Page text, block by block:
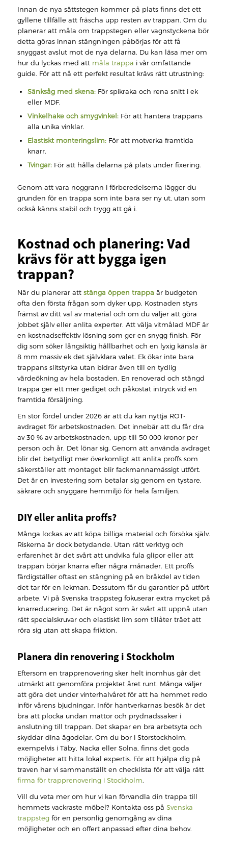
Innan de nya sättstegen kommer på plats finns det ett
gyllene tillfälle att fräscha upp resten av trappan. Om du
planerar att måla om trappstegen eller vagnstyckena bör
detta göras innan stängningen påbörjas för att få
snyggast avslut mot de nya delarna. Du kan läsa mer om
hur du lyckas med att måla trappa i vår omfattande
guide. För att nå ett perfekt resultat krävs rätt utrustning:
Sänksåg med skena:För spikraka och rena snitt i ek
eller MDF.
Vinkelhake och smygvinkel:För att hantera trappans
alla unika vinklar.
Elastiskt monteringslim:För att motverka framtida
knarr.
Tvingar:För att hålla delarna på plats under fixering.
Genom att vara noggrann i förberedelserna lägger du
grunden för en trappa som inte bara ser ny ut, utan som
också känns stabil och trygg att gå i.
Kostnad och planering: Vad
krävs för att bygga igen
trappan?
När du planerar att stänga öppen trappa är budgeten
ofta den första frågan som dyker upp. Kostnaden styrs
främst av ditt val av material och om du väljer att göra
jobbet själv eller anlita experter. Att välja vitmålad MDF är
en kostnadseffektiv lösning som ger en snygg finish. För
dig som söker långsiktig hållbarhet och en lyxig känsla är
8 mm massiv ek det självklara valet. Ek ökar inte bara
trappans slitstyrka utan bidrar även till en tydlig
värdeökning av hela bostaden. En renoverad och stängd
trappa ger ett mer gediget och påkostat intryck vid en
framtida försäljning.
En stor fördel under 2026 är att du kan nyttja ROT-
avdraget för arbetskostnaden. Det innebär att du får dra
av 30 % av arbetskostnaden, upp till 50 000 kronor per
person och år. Det lönar sig. Genom att använda avdraget
blir det betydligt mer överkomligt att anlita proffs som
säkerställer att montaget blir fackmannamässigt utfört.
Det är en investering som betalar sig genom en tystare,
säkrare och snyggare hemmiljö för hela familjen.
DIY eller anlita proffs?
Många lockas av att köpa billiga material och försöka själv.
Riskerna är dock betydande. Utan rätt verktyg och
erfarenhet är det svårt att undvika fula glipor eller att
trappan börjar knarra efter några månader. Ett proffs
färdigställer oftast en stängning på en bråkdel av tiden
det tar för en lekman. Dessutom får du garantier på utfört
arbete. Vi på Svenska trappsteg fokuserar extra mycket på
knarreducering. Det är något som är svårt att uppnå utan
rätt specialskruvar och elastiskt lim som tillåter träet att
röra sig utan att skapa friktion.
Planera din renovering i Stockholm
Eftersom en trapprenovering sker helt inomhus går det
utmärkt att genomföra projektet året runt. Många väljer
att göra det under vinterhalvåret för att ha hemmet redo
inför vårens bjudningar. Inför hantverkarnas besök är det
bra att plocka undan mattor och prydnadssaker i
anslutning till trappan. Det skapar en bra arbetsyta och
skyddar dina ägodelar. Om du bor i Storstockholm,
exempelvis i Täby, Nacka eller Solna, finns det goda
möjligheter att hitta lokal expertis. För att hjälpa dig på
traven har vi sammanställt en checklista för att välja rätt
firma för trapprenovering i Stockholm.
Vill du veta mer om hur vi kan förvandla din trappa till
hemmets vackraste möbel? Kontakta oss på Svenska
trappstegför en personlig genomgång av dina
möjligheter och en offert anpassad efter dina behov.